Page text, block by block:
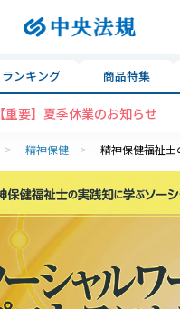
ランキング 商品特集
【重要】夏季休業のお知らせ
> 精神保健 > 精神保健福祉